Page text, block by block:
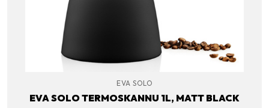
EVA SOLO
EVA SOLO TERMOSKANNU 1L, MATT BLACK